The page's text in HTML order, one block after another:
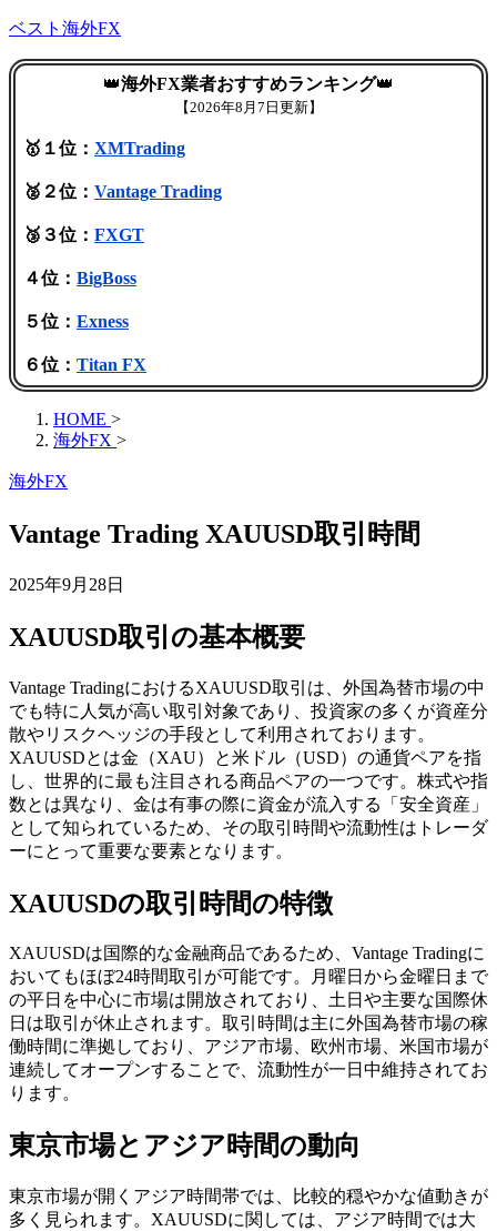
ベスト海外FX
👑海外FX業者おすすめランキング👑
【2026年8月7日更新】
🥇１位： XMTrading
🥈２位： Vantage Trading
🥉３位： FXGT
４位： BigBoss
５位： Exness
６位： Titan FX
HOME >
海外FX >
海外FX
Vantage Trading XAUUSD取引時間
2025年9月28日
XAUUSD取引の基本概要
Vantage TradingにおけるXAUUSD取引は、外国為替市場の中
でも特に人気が高い取引対象であり、投資家の多くが資産分
散やリスクヘッジの手段として利用されております。
XAUUSDとは金（XAU）と米ドル（USD）の通貨ペアを指
し、世界的に最も注目される商品ペアの一つです。株式や指
数とは異なり、金は有事の際に資金が流入する「安全資産」
として知られているため、その取引時間や流動性はトレーダ
ーにとって重要な要素となります。
XAUUSDの取引時間の特徴
XAUUSDは国際的な金融商品であるため、Vantage Tradingに
おいてもほぼ24時間取引が可能です。月曜日から金曜日まで
の平日を中心に市場は開放されており、土日や主要な国際休
日は取引が休止されます。取引時間は主に外国為替市場の稼
働時間に準拠しており、アジア市場、欧州市場、米国市場が
連続してオープンすることで、流動性が一日中維持されてお
ります。
東京市場とアジア時間の動向
東京市場が開くアジア時間帯では、比較的穏やかな値動きが
多く見られます。XAUUSDに関しては、アジア時間では大